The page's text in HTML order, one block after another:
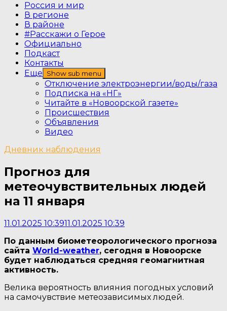
Россия и мир
В регионе
В районе
#Расскажи о Герое
Официально
Подкаст
Контакты
Еще
Show sub menu
Отключение электроэнергии/воды/газа
Подписка на «НГ»
Читайте в «Новоорской газете»
Происшествия
Объявления
Видео
Дневник наблюдения
Прогноз для
метеочувствительных людей
на 11 января
11.01.2025 10:3911.01.2025 10:39
По данным биометеорологического прогноза
сайта World-weather, сегодня в Новоорске
будет наблюдаться средняя геомагнитная
активность.
Велика вероятность влияния погодных условий
на самочувствие метеозависимых людей.